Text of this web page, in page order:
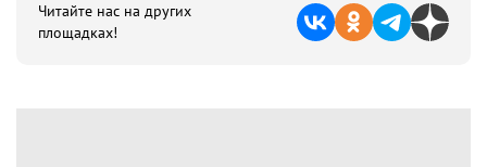
Читайте нас на других
площадках!